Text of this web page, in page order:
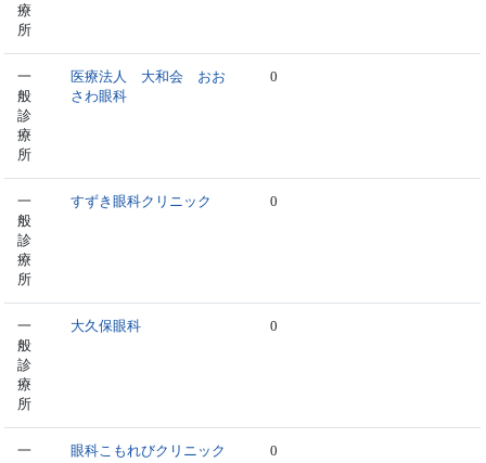
療
所
一
般
診
療
所
医療法人 大和会 おお
さわ眼科
0
一
般
診
療
所
すずき眼科クリニック 0
一
般
診
療
所
大久保眼科 0
一
眼科こもれびクリニック 0